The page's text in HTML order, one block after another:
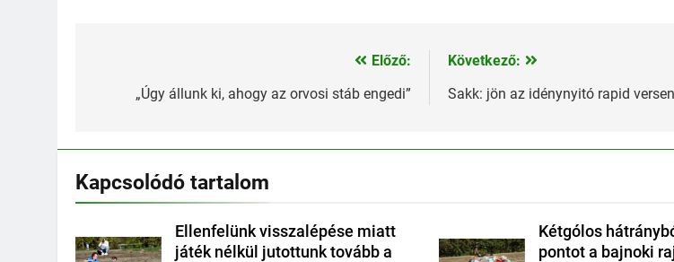
navigáció
Előző:
„Úgy állunk ki, ahogy az orvosi stáb engedi”
Következő:
Sakk: jön az idénynyitó rapid
Kapcsolódó tartalom
Ellenfelünk visszalépése miatt
játék nélkül jutottunk tovább a
Kétgólos
pontot a bajnoki